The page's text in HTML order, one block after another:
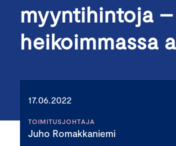
myyntihintoja
heikoimmassa
17.06.2022
TOIMITUSJOHTAJA
Juho Romakkaniemi